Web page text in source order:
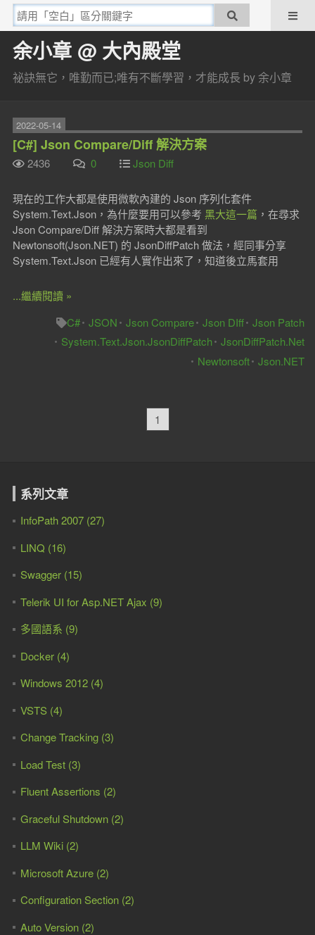
余小章 @ 大內殿堂
祕訣無它，唯勤而已;唯有不斷學習，才能成長 by 余小章
2022-05-14
[C#] Json Compare/Diff 解決方案
2436 0 Json Diff
現在的工作大都是使用微軟內建的 Json 序列化套件
System.Text.Json，為什麼要用可以參考 黑大這一篇，在尋求
Json Compare/Diff 解決方案時大都是看到
Newtonsoft(Json.NET) 的 JsonDiffPatch 做法，經同事分享
System.Text.Json 已經有人實作出來了，知道後立馬套用
...繼續閱讀 »
C# JSON Json Compare Json DIff Json Patch
System.Text.Json.JsonDiffPatch JsonDiffPatch.Net
Newtonsoft Json.NET
1
系列文章
InfoPath 2007 (27)
LINQ (16)
Swagger (15)
Telerik UI for Asp.NET Ajax (9)
多國語系 (9)
Docker (4)
Windows 2012 (4)
VSTS (4)
Change Tracking (3)
Load Test (3)
Fluent Assertions (2)
Graceful Shutdown (2)
LLM Wiki (2)
Microsoft Azure (2)
Configuration Section (2)
Auto Version (2)